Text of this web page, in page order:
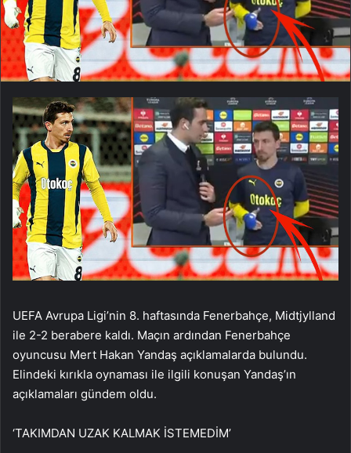
UEFA Avrupa Ligi’nin 8. haftasında Fenerbahçe, Midtjylland
ile 2-2 berabere kaldı. Maçın ardından Fenerbahçe
oyuncusu Mert Hakan Yandaş açıklamalarda bulundu.
Elindeki kırıkla oynaması ile ilgili konuşan Yandaş’ın
açıklamaları gündem oldu.
‘TAKIMDAN UZAK KALMAK İSTEMEDİM’